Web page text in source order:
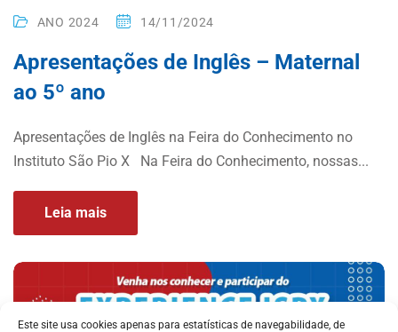
Este site usa cookies apenas para estatísticas de navegabilidade, de
ANO 2024 14/11/2024
Apresentações de Inglês – Maternal
ao 5º ano
Apresentações de Inglês na Feira do Conhecimento no
Instituto São Pio X Na Feira do Conhecimento, nossas...
Leia mais